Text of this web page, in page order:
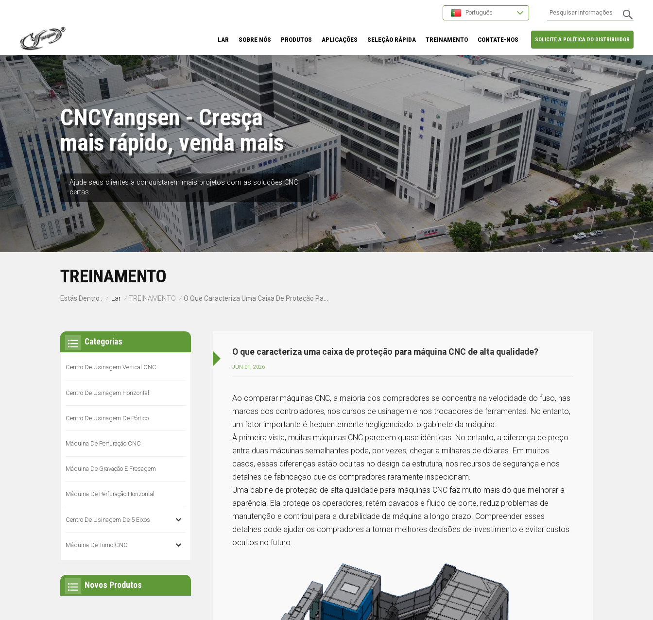
Português
SOLICITE A POLÍTICA DO DISTRIBUIDOR
LAR SOBRE NÓS PRODUTOS APLICAÇÕES SELEÇÃO RÁPIDA TREINAMENTO CONTATE-NOS
CNCYangsen - Cresça
mais rápido, venda mais
Ajude seus clientes a conquistarem mais projetos com as soluções CNC
certas.
TREINAMENTO
Estás Dentro : / Lar / TREINAMENTO / O Que Caracteriza Uma Caixa De Proteção Para Máquina CNC De Alta Qualidade?
O que caracteriza uma caixa de proteção para máquina CNC de alta qualidade?
JUN 01, 2026
Ao comparar máquinas CNC, a maioria dos compradores se concentra na velocidade do fuso, nas
marcas dos controladores, nos cursos de usinagem e nos trocadores de ferramentas. No entanto,
um fator importante é frequentemente negligenciado: o gabinete da máquina.
À primeira vista, muitas máquinas CNC parecem quase idênticas. No entanto, a diferença de preço
entre duas máquinas semelhantes pode, por vezes, chegar a milhares de dólares. Em muitos
casos, essas diferenças estão ocultas no design da estrutura, nos recursos de segurança e nos
detalhes de fabricação que os compradores raramente inspecionam.
Uma cabine de proteção de alta qualidade para máquinas CNC faz muito mais do que melhorar a
aparência. Ela protege os operadores, retém cavacos e fluido de corte, reduz problemas de
manutenção e contribui para a durabilidade da máquina a longo prazo. Compreender esses
detalhes pode ajudar os compradores a tomar melhores decisões de investimento e evitar custos
ocultos no futuro.
Categorias
Centro De Usinagem Vertical CNC
Centro De Usinagem Horizontal
Centro De Usinagem De Pórtico
Máquina De Perfuração CNC
Máquina De Gravação E Fresagem
Máquina De Perfuração Horizontal
Centro De Usinagem De 5 Eixos
Máquina De Torno CNC
Novos Produtos